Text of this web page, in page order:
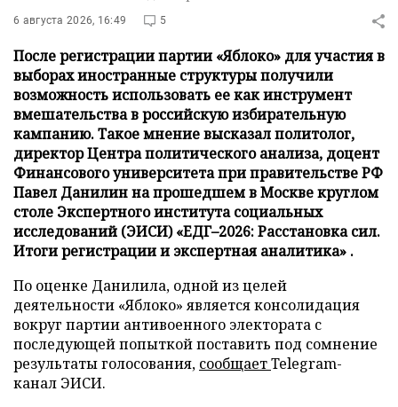
6 августа 2026, 16:49 5
После регистрации партии «Яблоко» для участия в
выборах иностранные структуры получили
возможность использовать ее как инструмент
вмешательства в российскую избирательную
кампанию. Такое мнение высказал политолог,
директор Центра политического анализа, доцент
Финансового университета при правительстве РФ
Павел Данилин на прошедшем в Москве круглом
столе Экспертного института социальных
исследований (ЭИСИ) «ЕДГ–2026: Расстановка сил.
Итоги регистрации и экспертная аналитика» .
По оценке Данилила, одной из целей
деятельности «Яблоко» является консолидация
вокруг партии антивоенного электората с
последующей попыткой поставить под сомнение
результаты голосования, сообщаетTelegram-
канал ЭИСИ.